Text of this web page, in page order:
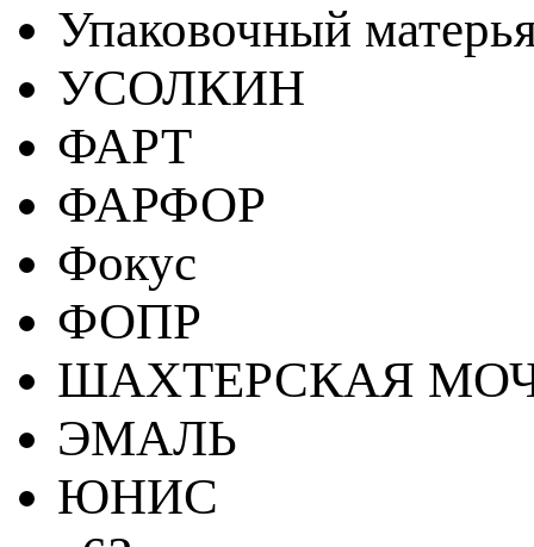
Упаковочный
УСОЛКИН
ФАРТ
ФАРФОР
Фокус
ФОПР
ШАХТЕРСКАЯ
ЭМАЛЬ
ЮНИС